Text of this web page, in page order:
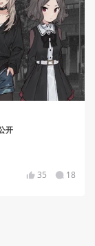
开
35 18